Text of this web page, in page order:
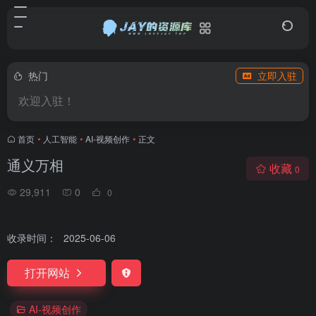
热门 立即入驻
欢迎入驻！
首页 • 人工智能 • AI-视频创作 • 正文
通义万相
29,911 0 0
收藏 0
收录时间： 2025-06-06
打开网站
AI-视频创作